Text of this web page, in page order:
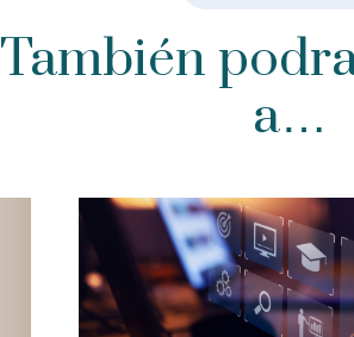
También
a…